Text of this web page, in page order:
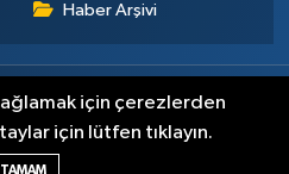
Haber Arşivi
Politikası Gizlilik ilkeleri
için çerezlerden
için lütfen tıklayın.
TAMAM